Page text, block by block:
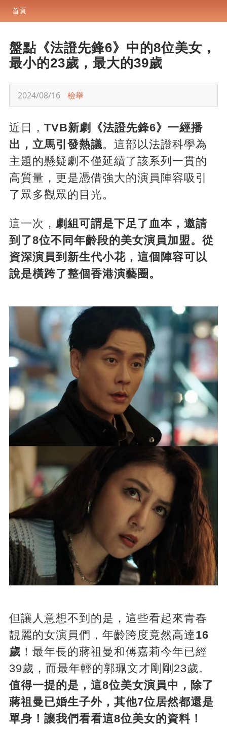
首頁
盤點《法證先鋒6》中的8位美女，
最小的23歲，最大的39歲
2024/08/16 檢舉
近日， TVB新劇《法證先鋒6》一經播
出，立馬引發熱議。這部以法證科學為
主題的懸疑劇不僅延續了該系列一貫的
高質量，更是憑借強大的演員陣容吸引
了眾多觀眾的目光。
這一次， 劇組可謂是下足了血本，邀請
到了8位不同年齡段的美女演員加盟。從
資深演員到新生代小花，這個陣容可以
說是橫跨了整個香港演藝圈。
但讓人意想不到的是，這些看起來青春
靚麗的女演員們，年齡跨度竟然高達16
歲 ！最年長的蔣祖曼和傅嘉莉今年已經
39歲，而最年輕的郭珮文才剛剛23歲。
值得一提的是，這8位美女演員中，除了
蔣祖曼已婚生子外，其他7位居然都還是
單身！讓我們看看這8位美女的資料！